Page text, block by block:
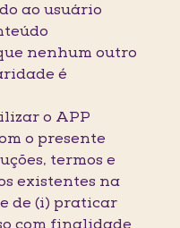
ao usuário
nenhum outro
é
o APP
o presente
termos e
existentes na
de (i) praticar